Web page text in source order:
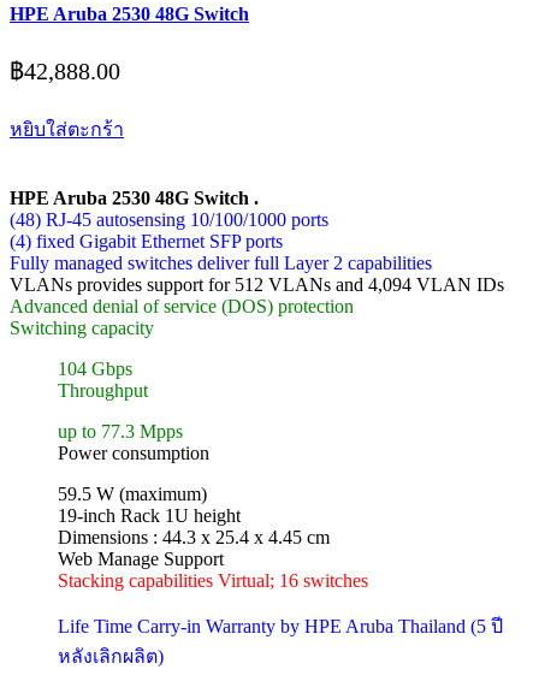
HPE Aruba 2530 48G Switch
฿42,888.00
หยิบใส่ตะกร้า
HPE Aruba 2530 48G Switch .
(48) RJ-45 autosensing 10/100/1000 ports
(4) fixed Gigabit Ethernet SFP ports
Fully managed switches deliver full Layer 2 capabilities
VLANs provides support for 512 VLANs and 4,094 VLAN IDs
Advanced denial of service (DOS) protection
Switching capacity
104 Gbps
Throughput
up to 77.3 Mpps
Power consumption
59.5 W (maximum)
19-inch Rack 1U height
Dimensions : 44.3 x 25.4 x 4.45 cm
Web Manage Support
Stacking capabilities Virtual; 16 switches
Life Time Carry-in Warranty by HPE Aruba Thailand (5 ปี
หลังเลิกผลิต)